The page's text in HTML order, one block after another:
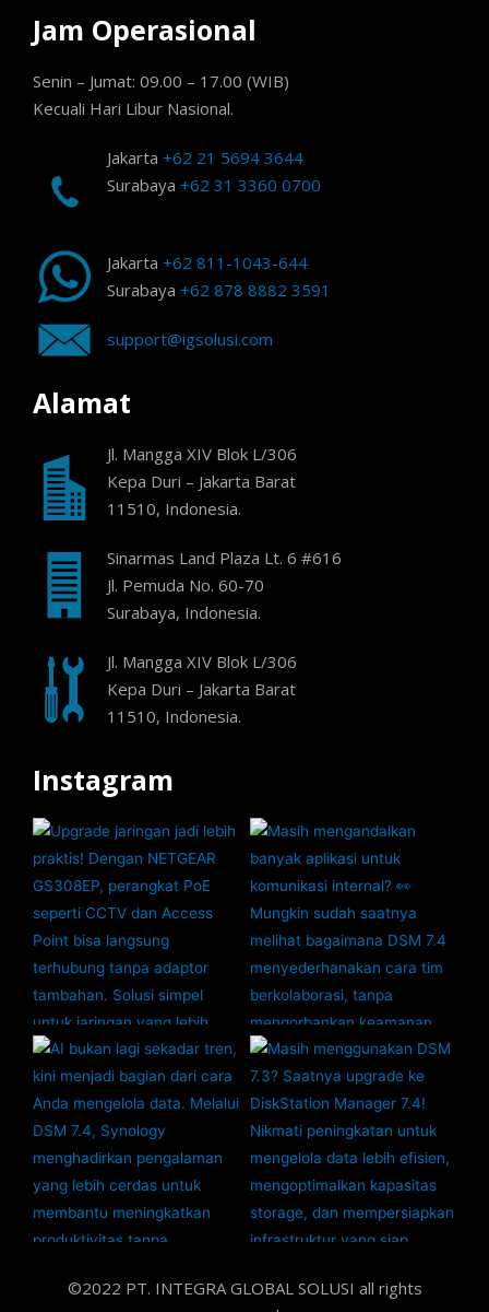
Jam Operasional
Senin – Jumat: 09.00 – 17.00 (WIB)
Kecuali Hari Libur Nasional.
Jakarta +62 21 5694 3644
Surabaya +62 31 3360 0700
Jakarta +62 811-1043-644
Surabaya +62 878 8882 3591
support@igsolusi.com
Alamat
Jl. Mangga XIV Blok L/306
Kepa Duri – Jakarta Barat
11510, Indonesia.
Sinarmas Land Plaza Lt. 6 #616
Jl. Pemuda No. 60-70
Surabaya, Indonesia.
Jl. Mangga XIV Blok L/306
Kepa Duri – Jakarta Barat
11510, Indonesia.
Instagram
©2022 PT. INTEGRA GLOBAL SOLUSI all rights